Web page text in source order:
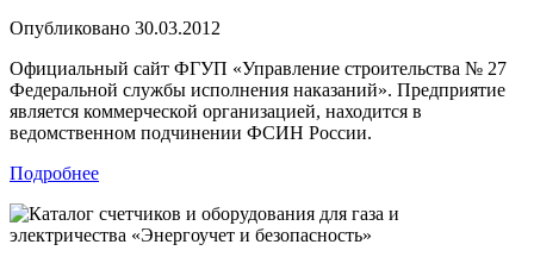
Опубликовано 30.03.2012
Официальный сайт ФГУП «Управление строительства № 27
Федеральной службы исполнения наказаний». Предприятие
является коммерческой организацией, находится в
ведомственном подчинении ФСИН России.
Подробнее